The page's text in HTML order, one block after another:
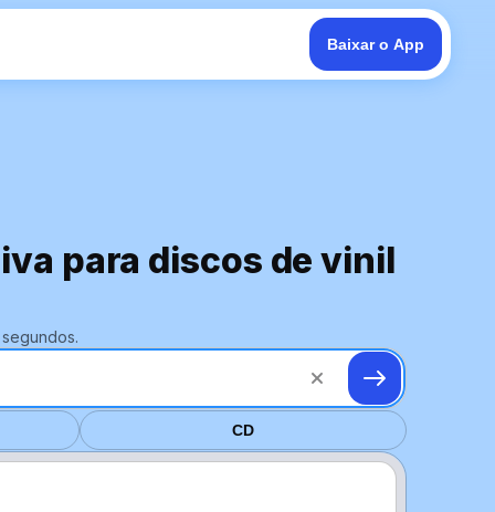
Baixar o App
para discos de vinil
CD